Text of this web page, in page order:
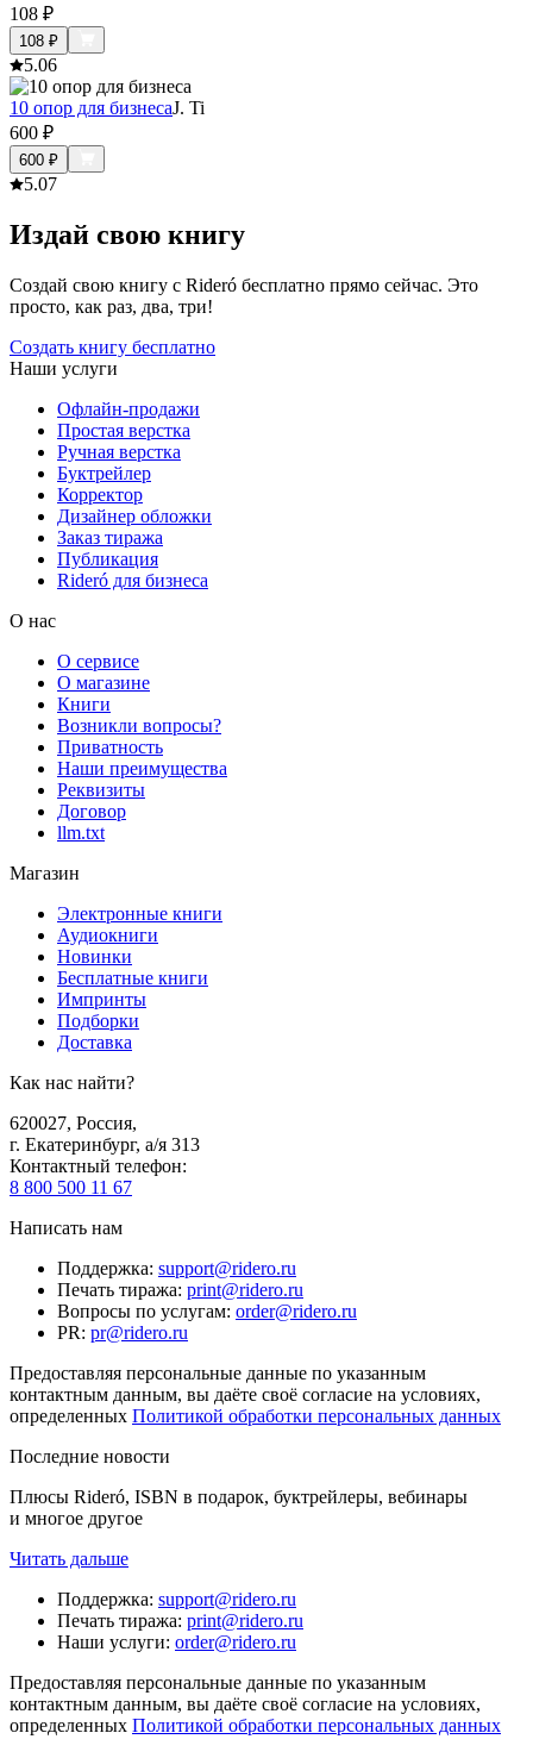
108 ₽
108 ₽
5.06
10 опор для бизнесаJ. Ti
600 ₽
600 ₽
5.07
Издай свою книгу
Создай свою книгу с Rideró бесплатно прямо сейчас. Это
просто, как раз, два, три!
Создать книгу бесплатно
Наши услуги
Офлайн-продажи
Простая верстка
Ручная верстка
Буктрейлер
Корректор
Дизайнер обложки
Заказ тиража
Публикация
Rideró для бизнеса
О нас
О сервисе
О магазине
Книги
Возникли вопросы?
Приватность
Наши преимущества
Реквизиты
Договор
llm.txt
Магазин
Электронные книги
Аудиокниги
Новинки
Бесплатные книги
Импринты
Подборки
Доставка
Как нас найти?
620027, Россия,
г. Екатеринбург, а/я 313
Контактный телефон:
8 800 500 11 67
Написать нам
Поддержка: support@ridero.ru
Печать тиража: print@ridero.ru
Вопросы по услугам: order@ridero.ru
PR: pr@ridero.ru
Предоставляя персональные данные по указанным
контактным данным, вы даёте своё согласие на условиях,
определенных Политикой обработки персональных данных
Последние новости
Плюсы Rideró, ISBN в подарок, буктрейлеры, вебинары
и многое другое
Читать дальше
Поддержка: support@ridero.ru
Печать тиража: print@ridero.ru
Наши услуги: order@ridero.ru
Предоставляя персональные данные по указанным
контактным данным, вы даёте своё согласие на условиях,
определенных Политикой обработки персональных данных